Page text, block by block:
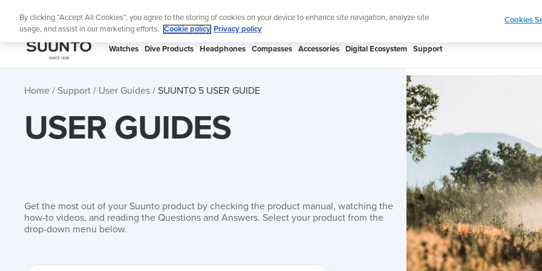
Lightweight sports watch designed for runners Shop
SUUNTO
Watches Dive Products Headphones Compasses Accessories Digital Ecosystem Support
Home Support User Guides SUUNTO 5 USER GUIDE
USER GUIDES
Get the most out of your Suunto product by checking the product manual, watching the
how-to videos, and reading the Questions and Answers. Select your product from the
drop-down menu below.
By clicking “Accept All Cookies”, you agree to the storing of cookies on your device to enhance site navigation, analyze site
usage, and assist in our marketing efforts.
Cookie policy Privacy policy
Cookies